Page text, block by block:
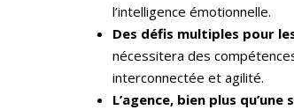
l’intelligence émotionnelle.
Des défis multiples pour
nécessitera des
interconnectée et agilité.
L’agence, bien plus